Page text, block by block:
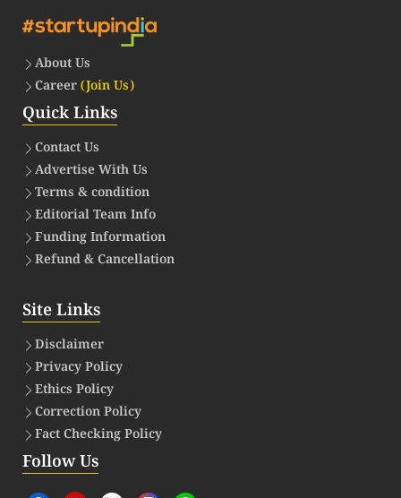
About Us
Career(Join Us)
Quick Links
Contact Us
Advertise With Us
Terms & condition
Editorial Team Info
Funding Information
Refund & Cancellation
Site Links
Disclaimer
Privacy Policy
Ethics Policy
Correction Policy
Fact Checking Policy
Follow Us